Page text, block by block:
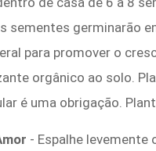
sementes germinarão
para promover o
orgânico ao solo.
é uma obrigação.
- Espalhe